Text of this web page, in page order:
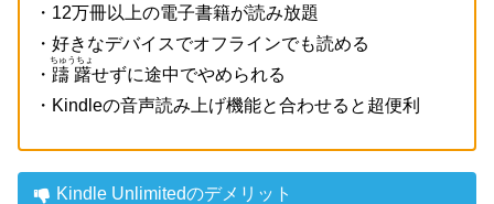
・12万冊以上の電子書籍が読み放題
・好きなデバイスでオフラインでも読める
・ 躊躇
ちゅうちょ
せずに途中でやめられる
・Kindleの音声読み上げ機能と合わせると超便利
Kindle Unlimitedのデメリット